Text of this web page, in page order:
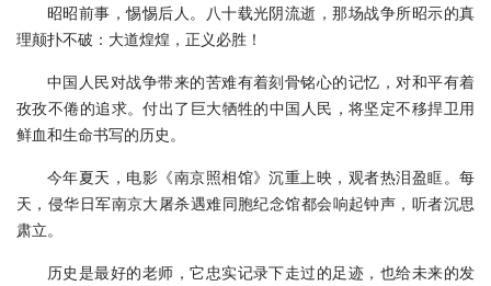
昭昭前事，惕惕后人。八十载光阴流逝，那场战争所昭示的真
理颠扑不破：大道煌煌，正义必胜！
中国人民对战争带来的苦难有着刻骨铭心的记忆，对和平有着
孜孜不倦的追求。付出了巨大牺牲的中国人民，将坚定不移捍卫用
鲜血和生命书写的历史。
今年夏天，电影《南京照相馆》沉重上映，观者热泪盈眶。每
天，侵华日军南京大屠杀遇难同胞纪念馆都会响起钟声，听者沉思
肃立。
历史是最好的老师，它忠实记录下走过的足迹，也给未来的发